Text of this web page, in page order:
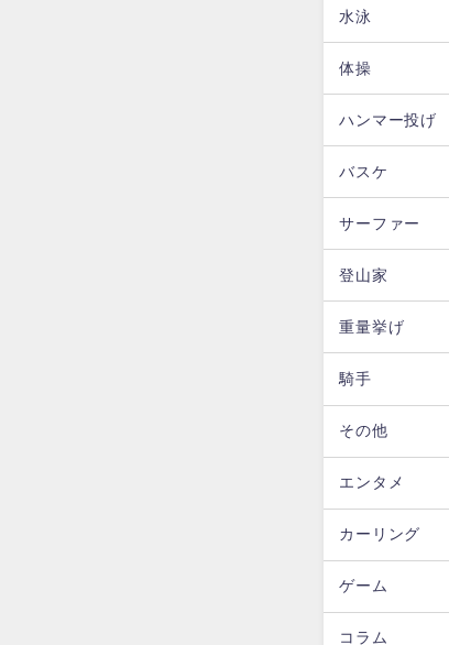
水泳
体操
ハンマー投げ
バスケ
サーファー
登山家
重量挙げ
騎手
その他
エンタメ
カーリング
ゲーム
コラム